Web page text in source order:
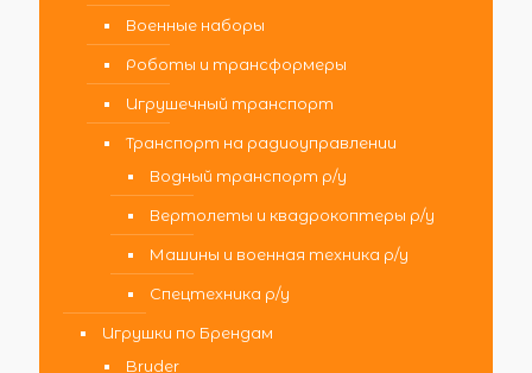
Военные наборы
Роботы и трансформеры
Игрушечный транспорт
Транспорт на радиоуправлении
Водный транспорт р/у
Вертолеты и квадрокоптеры р/у
Машины и военная техника р/у
Спецтехника р/у
Игрушки по Брендам
Bruder